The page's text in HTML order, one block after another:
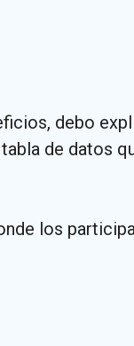
debo
de datos
los